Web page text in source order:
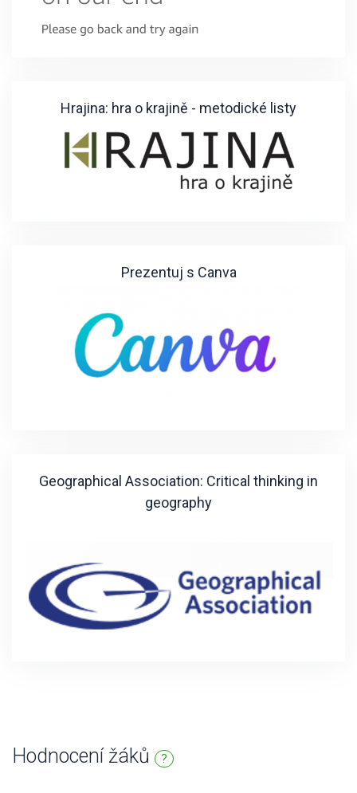
Hrajina: hra o krajině - metodické listy
Prezentuj s Canva
Geographical Association: Critical thinking in
geography
Hodnocení žáků ?